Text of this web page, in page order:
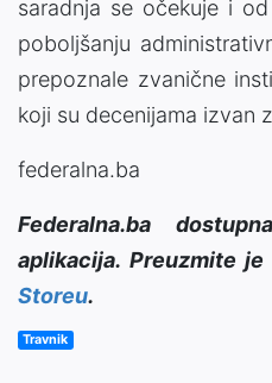
saradnja se očekuje i
poboljšanju
prepoznale zvanične
koji su decenijama izvan
federalna.ba
Federalna.ba
aplikacija. Preuzmite je
Storeu.
Travnik